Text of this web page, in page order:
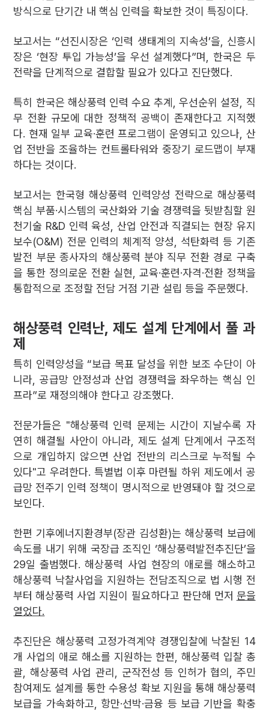
방식으로 단기간 내 핵심 인력을 확보한 것이 특징이다.
보고서는 “선진시장은 ‘인력 생태계의 지속성’을, 신흥시
장은 ‘현장 투입 가능성’을 우선 설계했다”며, 한국은 두
전략을 단계적으로 결합할 필요가 있다고 진단했다.
특히 한국은 해상풍력 인력 수요 추계, 우선순위 설정, 직
무 전환 규모에 대한 정책적 공백이 존재한다고 지적했
다. 현재 일부 교육·훈련 프로그램이 운영되고 있으나, 산
업 전반을 조율하는 컨트롤타워와 중장기 로드맵이 부재
하다는 것이다.
보고서는 한국형 해상풍력 인력양성 전략으로 해상풍력
핵심 부품·시스템의 국산화와 기술 경쟁력을 뒷받침할 원
천기술 R&D 인력 육성, 산업 안전과 직결되는 현장 유지
보수(O&M) 전문 인력의 체계적 양성, 석탄화력 등 기존
발전 부문 종사자의 해상풍력 분야 직무 전환 경로 구축
을 통한 정의로운 전환 실현, 교육·훈련·자격·전환 정책을
통합적으로 조정할 전담 거점 기관 설립 등을 주문했다.
해상풍력 인력난, 제도 설계 단계에서 풀 과
제
특히 인력양성을 “보급 목표 달성을 위한 보조 수단이 아
니라, 공급망 안정성과 산업 경쟁력을 좌우하는 핵심 인
프라”로 재정의해야 한다고 강조했다.
전문가들은 "해상풍력 인력 문제는 시간이 지날수록 자
연히 해결될 사안이 아니라, 제도 설계 단계에서 구조적
으로 개입하지 않으면 산업 전반의 리스크로 누적될 수
있다"고 우려한다. 특별법 이후 마련될 하위 제도에서 공
급망 전주기 인력 정책이 명시적으로 반영돼야 할 것으로
보인다.
한편 기후에너지환경부(장관 김성환)는 해상풍력 보급에
속도를 내기 위해 국장급 조직인 ‘해상풍력발전추진단’을
29일 출범했다. 해상풍력 사업 현장의 애로를 해소하고
해상풍력 낙찰사업을 지원하는 전담조직으로 법 시행 전
부터 해상풍력 사업 지원이 필요하다고 판단해 먼저 문을
열었다.
추진단은 해상풍력 고정가격계약 경쟁입찰에 낙찰된 14
개 사업의 애로 해소를 지원하는 한편, 해상풍력 입찰 총
괄, 해상풍력 사업 관리, 군작전성 등 인허가 협의, 주민
참여제도 설계를 통한 수용성 확보 지원을 통해 해상풍력
보급을 가속화하고, 항만·선박·금융 등 보급 기반을 확충